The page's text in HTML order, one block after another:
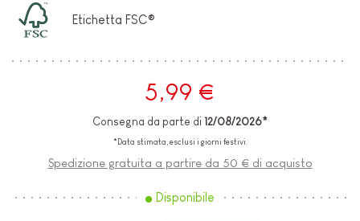
Etichetta FSC®
5,99 €
Consegna da parte di 12/08/2026*
*Data stimata, esclusi i giorni festivi.
Spedizione gratuita a partire da 50 € di acquisto
Disponibile